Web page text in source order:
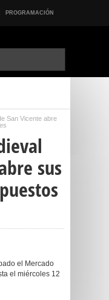
PROGRAMACIÓN
San Vicente abre
sus
el Mercado
el miércoles 12